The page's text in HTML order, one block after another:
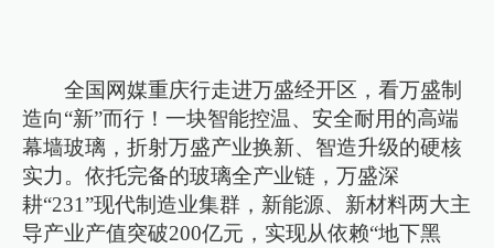
全国网媒重庆行走进万盛经开区，看万盛制
造向“新”而行！一块智能控温、安全耐用的高端
幕墙玻璃，折射万盛产业换新、智造升级的硬核
实力。依托完备的玻璃全产业链，万盛深
耕“231”现代制造业集群，新能源、新材料两大主
导产业产值突破200亿元，实现从依赖“地下黑